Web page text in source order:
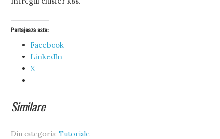
Partajează asta:
Facebook
LinkedIn
X
Similare
Din categoria:Tutoriale